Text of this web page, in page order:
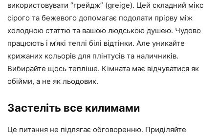
використовувати “грейдж” (greige). Цей складний мікс
сірого та бежевого допомагає подолати прірву між
холодною статтю та вашою людською душею. Чудово
працюють і м’які теплі білі відтінки. Але уникайте
крижаних кольорів для плінтусів та наличників.
Вибирайте щось тепліше. Кімната має відчуватися як
обійми, а не як льодовик.
Застеліть все килимами
Це питання не підлягає обговоренню. Приділяйте